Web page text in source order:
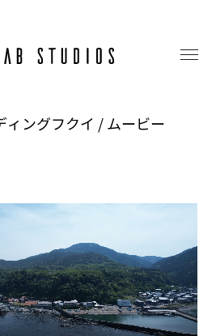
ィングフクイ / ムービー